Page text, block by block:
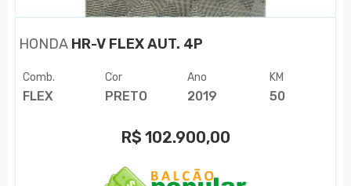
HONDA HR-V FLEX AUT. 4P
Comb.
FLEX
Cor
PRETO
Ano
2019
KM
50
R$ 102.900,00